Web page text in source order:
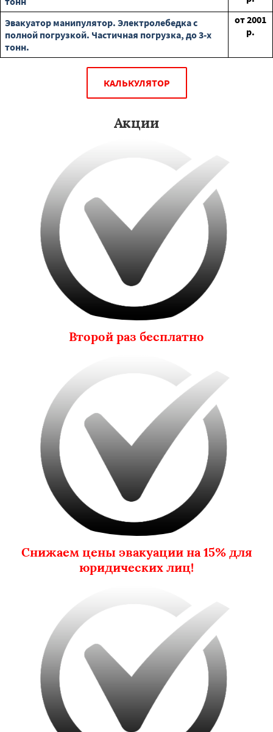
Эвакуатор манипулятор. Электролебедка с
полной погрузкой. Частичная погрузка, до 3-х
тонн.
от2001
р.
КАЛЬКУЛЯТОР
Акции
Второй раз бесплатно
Снижаем цены эвакуации на 15% для
юридических лиц!